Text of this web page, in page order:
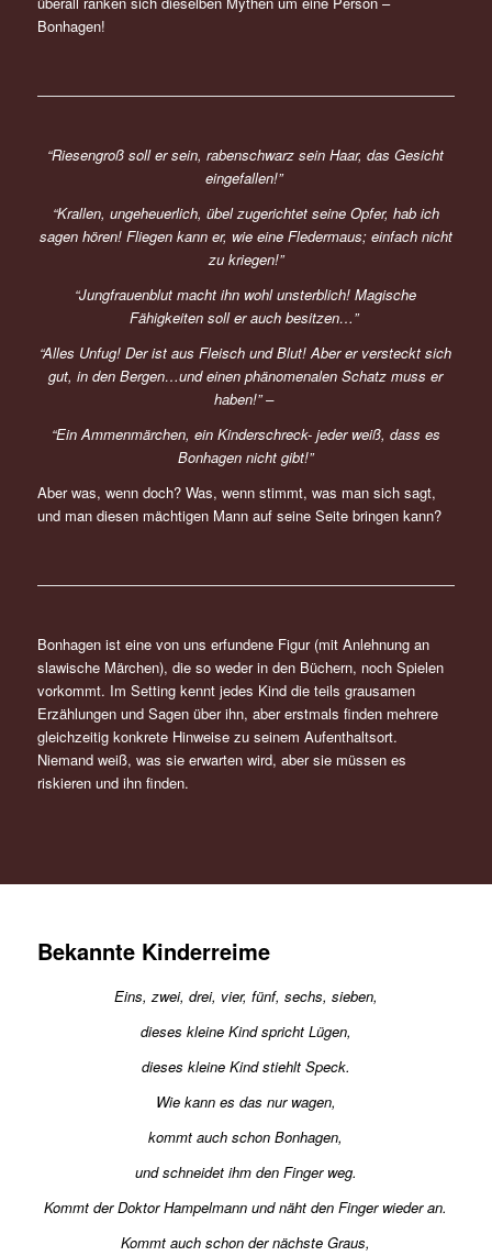
Bonhagen!
“Riesengroß soll er sein, rabenschwarz sein Haar, das Gesicht
eingefallen!”
“Krallen, ungeheuerlich, übel zugerichtet seine Opfer, hab ich
sagen hören! Fliegen kann er, wie eine Fledermaus; einfach nicht
zu kriegen!”
“Jungfrauenblut macht ihn wohl unsterblich! Magische
Fähigkeiten soll er auch besitzen…”
“Alles Unfug! Der ist aus Fleisch und Blut! Aber er versteckt sich
gut, in den Bergen…und einen phänomenalen Schatz muss er
haben!” –
“Ein Ammenmärchen, ein Kinderschreck- jeder weiß, dass es
Bonhagen nicht gibt!”
Aber was, wenn doch? Was, wenn stimmt, was man sich sagt,
und man diesen mächtigen Mann auf seine Seite bringen kann?
Bonhagen ist eine von uns erfundene Figur (mit Anlehnung an
slawische Märchen), die so weder in den Büchern, noch Spielen
vorkommt. Im Setting kennt jedes Kind die teils grausamen
Erzählungen und Sagen über ihn, aber erstmals finden mehrere
gleichzeitig konkrete Hinweise zu seinem Aufenthaltsort.
Niemand weiß, was sie erwarten wird, aber sie müssen es
riskieren und ihn finden.
Bekannte Kinderreime
Eins, zwei, drei, vier, fünf, sechs, sieben,
dieses kleine Kind spricht Lügen,
dieses kleine Kind stiehlt Speck.
Wie kann es das nur wagen,
kommt auch schon Bonhagen,
und schneidet ihm den Finger weg.
Kommt der Doktor Hampelmann und näht den Finger wieder an.
Kommt auch schon der nächste Graus,